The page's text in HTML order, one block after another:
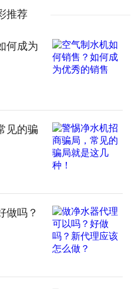
推荐
何成为
见的骗
做吗？